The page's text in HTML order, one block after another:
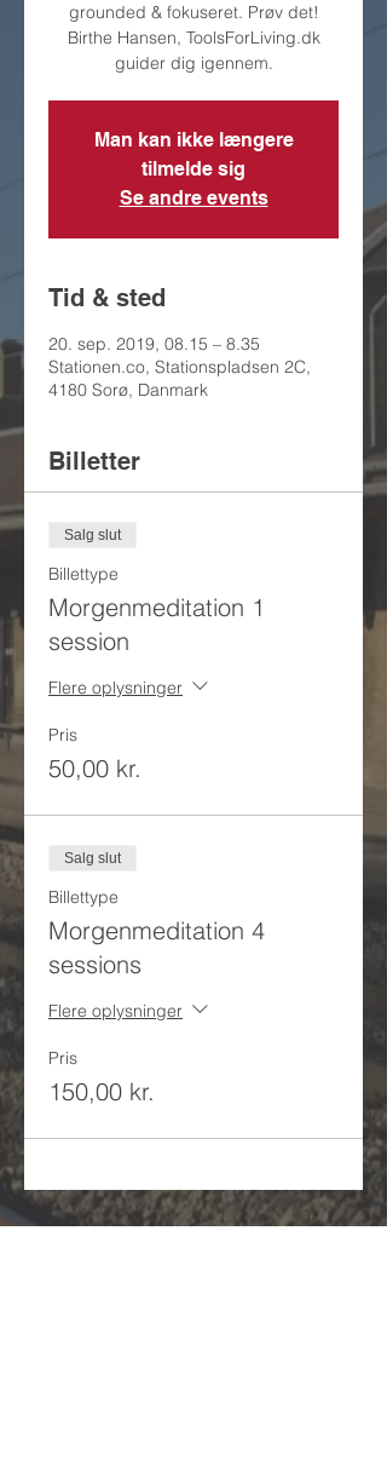
grounded & fokuseret. Prøv det!
Birthe Hansen, ToolsForLiving.dk
guider dig igennem.
Man kan ikke længere
tilmelde sig
Se andre events
Tid & sted
20. sep. 2019, 08.15 – 8.35
Stationen.co, Stationspladsen 2C,
4180 Sorø, Danmark
Billetter
Salg slut
Billettype
Morgenmeditation 1
session
Flere oplysninger
Pris
50,00 kr.
Salg slut
Billettype
Morgenmeditation 4
sessions
Flere oplysninger
Pris
150,00 kr.